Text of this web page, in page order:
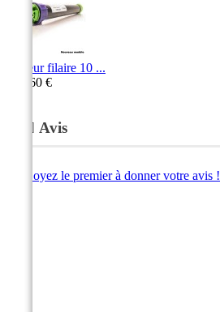
Moteur filaire 10 ...
295,60 €
Avis
Soyez le premier à donner votre avis !